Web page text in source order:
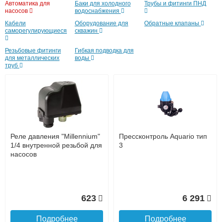
Высота: 74.1 см
Материал корпуса: нержавеющая сталь
возможность
Доставка в регионы России.
Скважинный насос Grundfos
Подробнее
Скважинный насос Grundfos
Подробнее
Автоматика для
насосов
Баки для холодного
водоснабжения
Трубы и фитинги ПНД
Кабели
саморегулирующиеся
Оборудование для
скважин
Обратные клапаны
Резьбовые фитинги
для металлических
труб
Гибкая подводка для
воды
Реле давления "Millennium"
1/4 внутренной резьбой для
насосов
623
Подробнее
Прессконтроль Aquario тип
3
6 291
Подробнее